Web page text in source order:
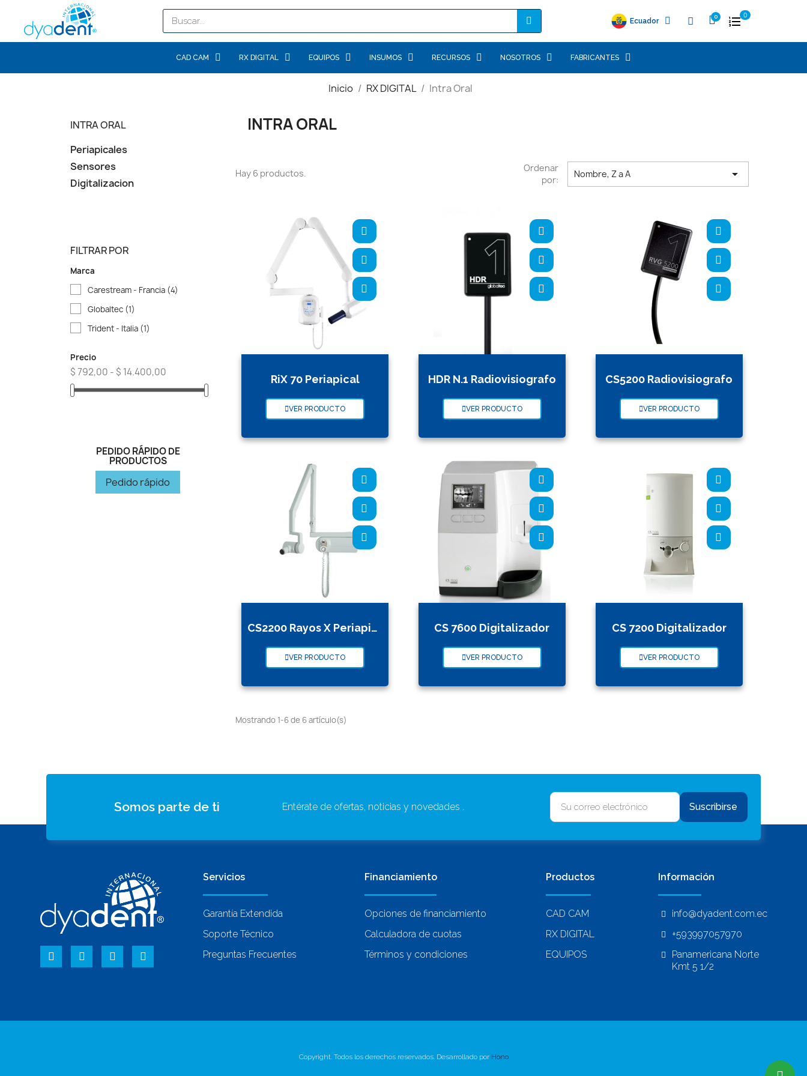
Ecuador
0
CAD CAM RX DIGITAL EQUIPOS INSUMOS RECURSOS NOSOTROS FABRICANTES
Inicio RX DIGITAL Intra Oral
INTRA ORAL
Periapicales
Sensores
Digitalizacion
FILTRAR POR
Marca
Carestream - Francia (4)
Globaltec (1)
Trident - Italia (1)
Precio
$ 792,00 - $ 14.400,00
PEDIDO RÁPIDO DE
PRODUCTOS
Pedido rápido
INTRA ORAL
Hay 6 productos.
Ordenar
por:
Nombre, Z a A 
RiX 70 Periapical
VER PRODUCTO
HDR N.1 Radiovisiografo
VER PRODUCTO
CS5200 Radiovisiografo
VER PRODUCTO
CS2200 Rayos X Periapical
VER PRODUCTO
CS 7600 Digitalizador
VER PRODUCTO
CS 7200 Digitalizador
VER PRODUCTO
Mostrando 1-6 de 6 artículo(s)
Somos parte de ti Entérate de ofertas, noticias y novedades . Suscribirse
Servicios
Garantía Extendida
Soporte Técnico
Preguntas Frecuentes
Financiamiento
Opciones de financiamiento
Calculadora de cuotas
Términos y condiciones
Productos
CAD CAM
RX DIGITAL
EQUIPOS
Información
info@dyadent.com.ec
+593997057970
Panamericana Norte
Kmt 5 1/2
Copyright. Todos los derechos reservados. Desarrollado por Hono